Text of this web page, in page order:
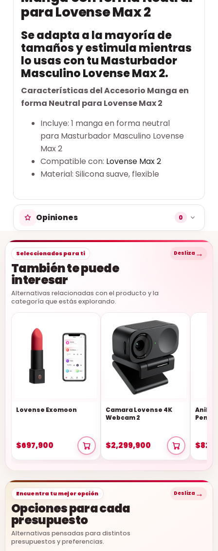
para Lovense Max 2
Se adapta a la mayoría de
tamaños y estimula mientras
lo usas con tuMasturbador
Masculino Lovense Max 2.
Características del Accesorio Manga en
forma Neutral para Lovense Max 2
Incluye: 1 manga en forma neutral
para Masturbador Masculino Lovense
Max 2
Compatible con: Lovense Max 2
Material: Silicona suave, flexible
Opiniones 0
Seleccionados para ti
También te puede
interesar
Alternativas relacionadas con el producto y la
categoría que estás explorando.
Desliza →
Lovense Exomoon
$697,900
Camara Lovense 4K
Webcam 2
$2,299,900
Anillo
Pene
Encuentra tu mejor opción
Opciones para cada
presupuesto
Alternativas pensadas para distintos
presupuestos y preferencias.
Desliza →